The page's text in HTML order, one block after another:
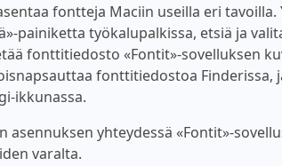
fontteja Maciin useilla eri
painiketta työkalupalkissa, etsiä ja
fonttitiedosto «Fontit»-sovelluksen
fonttitiedostoa Finderissa,
ikkunassa.
asennuksen yhteydessä «Fontit»-
varalta.